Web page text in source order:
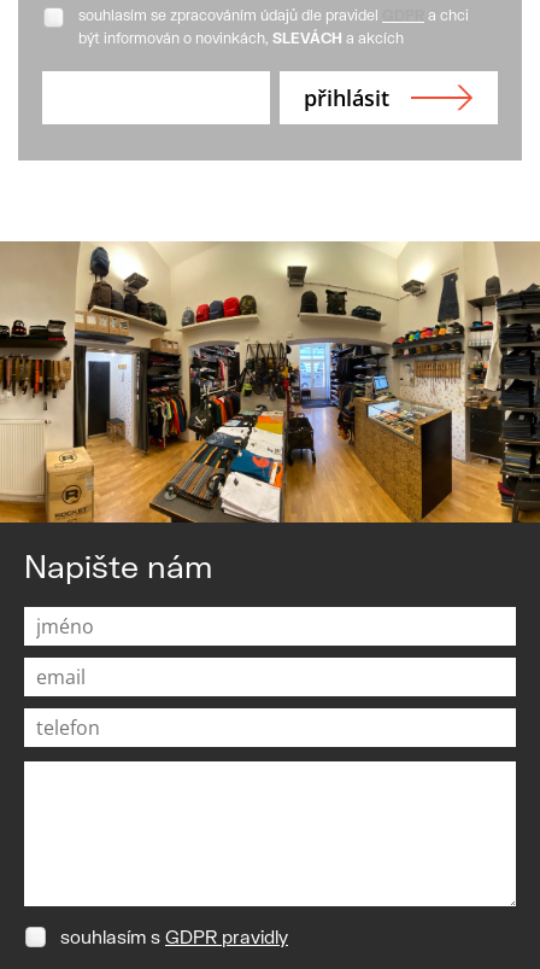
souhlasím se zpracováním údajů dle pravidel
a chci
být informován o novinkách, SLEVÁCH a akcích
Napište nám
souhlasím s GDPR pravidly